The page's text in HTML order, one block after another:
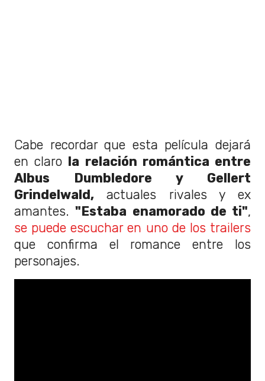
Cabe recordar que esta película dejará
en claro la relación romántica entre
Albus Dumbledore y Gellert
Grindelwald, actuales rivales y ex
amantes."Estaba enamorado de ti",
se puede escuchar en uno de los trailers
que confirma el romance entre los
personajes.